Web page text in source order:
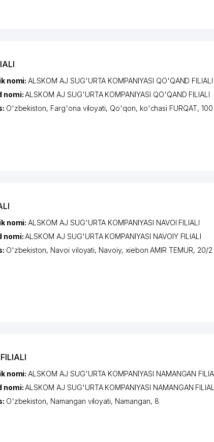
nomi:ALSKOM AJ SUG'URTA KOMPANIYASI QO'QAND FILIALI
nomi:ALSKOM AJ SUG'URTA KOMPANIYASI QO'QAND FILIALI
O'zbekiston, Farg'ona viloyati, Qo'qon, ko'chasi FURQAT, 100
nomi:ALSKOM AJ SUG'URTA KOMPANIYASI NAVOI FILIALI
nomi:ALSKOM AJ SUG'URTA KOMPANIYASI NAVOIY FILIALI
O'zbekiston, Navoi viloyati, Navoiy, xiеbon AMIR TEMUR, 20/2
nomi:ALSKOM AJ SUG'URTA KOMPANIYASI NAMANGAN
nomi:ALSKOM AJ SUG'URTA KOMPANIYASI NAMANGAN
O'zbekiston, Namangan viloyati, Namangan, 8